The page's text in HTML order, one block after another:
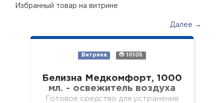
Избранный товар на витрине
Далее →
Витрина 10105
Белизна Медкомфорт, 1000
мл. - освежитель воздуха
Готовое средство для устранения